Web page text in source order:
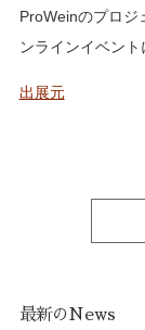
ProWeinのプロジ
ンラインイベント
出展元
最新のNews